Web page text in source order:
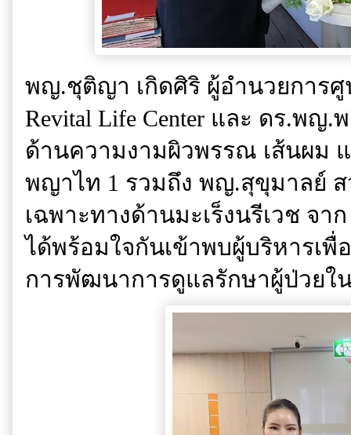
พญ.ชุติญา เกิดศิริ ผู้อำนวยการ
Revital Life Center และ ดร.พญ
ด้านความงามผิวพรรณ เส้นผม
พญาไท 1 รวมถึง พญ.สุขุมาลย์
เฉพาะทางด้านมะเร็งนรีเวช จ
ได้พร้อมใจกันเข้าพบผู้บริหารเ
การพัฒนาการดูแลรักษาผู้ป่วยใน